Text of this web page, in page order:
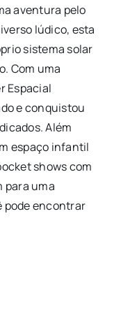
aventura pelo
lúdico, esta
sistema solar
Com uma
Espacial
e conquistou
Além
espaço infantil
shows com
para uma
pode encontrar